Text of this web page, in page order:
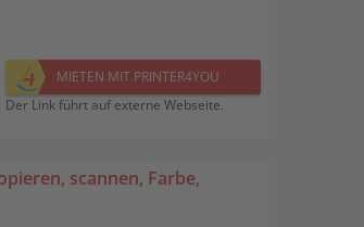
MIETEN MIT PRINTER4YOU
Der Link führt auf externe Webseite.
scannen, Farbe,